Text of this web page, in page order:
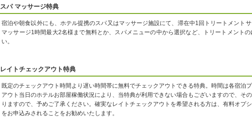
スパ マッサージ特典
宿泊や朝食以外にも、ホテル提携のスパ又はマッサージ施設にて、滞在中1回トリートメント
マッサージ1時間最大2名様まで無料とか、スパメニューの中から選択など、トリートメント
い。
レイトチェックアウト特典
既定のチェックアウト時間より遅い時間帯に無料でチェックアウトできる特典。時間は各宿泊
アウト当日のホテルお部屋稼働状況により、当特典が利用できない場合もございますので、そ
りますので、予めご了承ください。確実なレイトチェックアウトを希望される方は、有料オプ
をお申込みされることをお勧めいたします。